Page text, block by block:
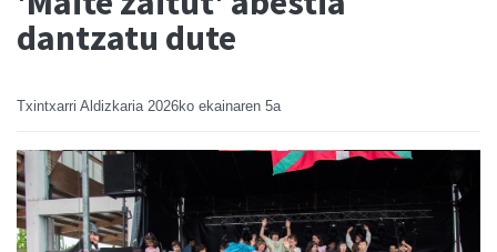
dantzatu dute
Txintxarri Aldizkaria 2026ko ekainaren 5a